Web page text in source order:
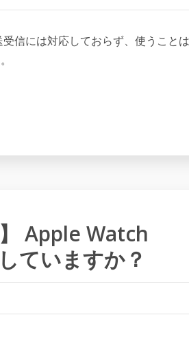
信には対応しておらず、使うこと
】 Apple Watch
ていますか？